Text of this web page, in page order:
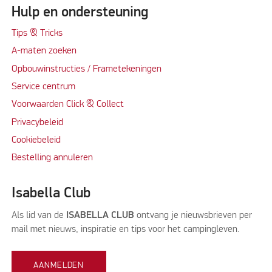
Hulp en ondersteuning
Tips & Tricks
A-maten zoeken
Opbouwinstructies / Frametekeningen
Service centrum
Voorwaarden Click & Collect
Privacybeleid
Cookiebeleid
Bestelling annuleren
Isabella Club
Als lid van de ISABELLA CLUB ontvang je nieuwsbrieven per
mail met nieuws, inspiratie en tips voor het campingleven.
AANMELDEN